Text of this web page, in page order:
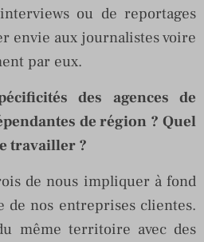
ou de reportages
envie aux journalistes voire
par eux.
des agences de
de région ? Quel
travailler ?
de nous impliquer à fond
de nos entreprises clientes.
même territoire avec des